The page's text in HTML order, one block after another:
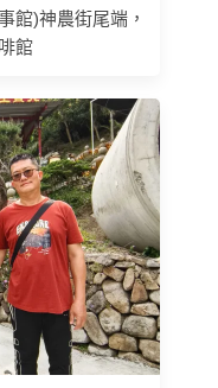
館)神農街尾端，
館